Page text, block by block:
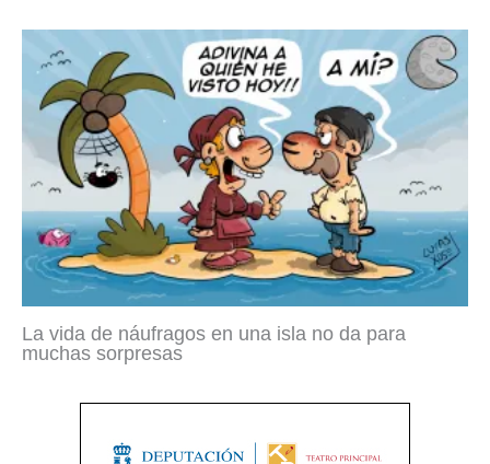
La vida de náufragos en una isla no da para
muchas sorpresas